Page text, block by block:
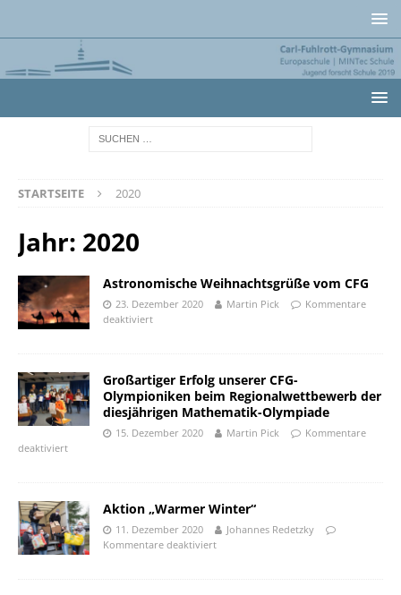
STARTSEITE 2020
Jahr: 2020
Astronomische Weihnachtsgrüße vom CFG
23. Dezember 2020 Martin Pick
Kommentare
deaktiviert
Großartiger Erfolg unserer CFG-
Olympioniken beim Regionalwettbewerb der
diesjährigen Mathematik-Olympiade
15. Dezember 2020 Martin Pick
Kommentare
deaktiviert
Aktion „Warmer Winter“
11. Dezember 2020
Johannes Redetzky
Kommentare deaktiviert